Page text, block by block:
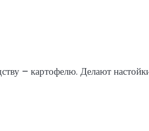
– картофелю. Делают